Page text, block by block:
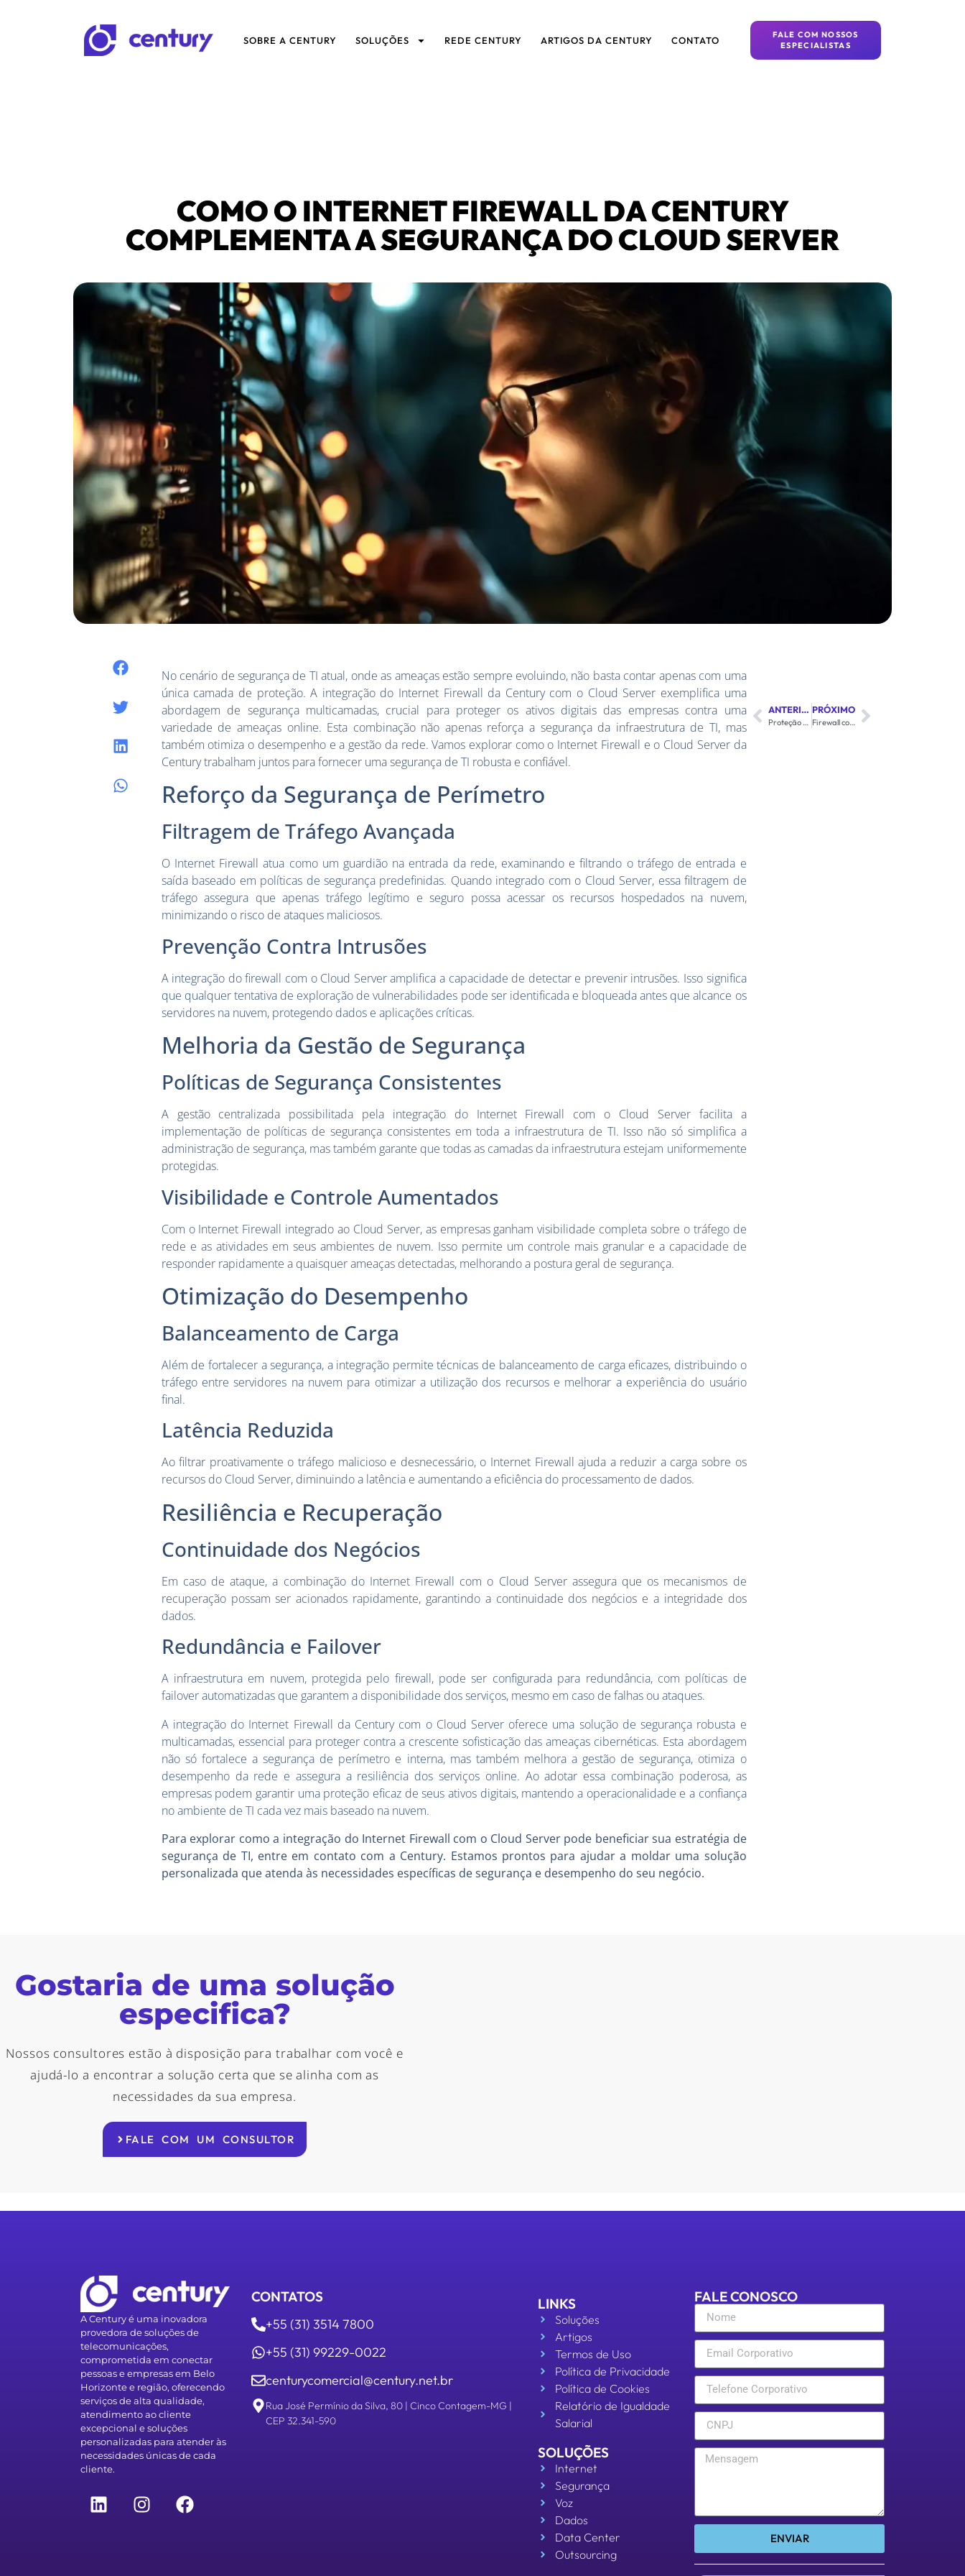
SOBRE A CENTURY SOLUÇÕES REDE CENTURY ARTIGOS DA CENTURY CONTATO
FALE COM NOSSOS
ESPECIALISTAS
COMO O INTERNET FIREWALL DA CENTURY
COMPLEMENTA A SEGURANÇA DO CLOUD SERVER
No cenário de segurança de TI atual, onde as ameaças estão sempre evoluindo, não basta contar apenas com uma
única camada de proteção. A integração do Internet Firewall da Century com o Cloud Server exemplifica uma
abordagem de segurança multicamadas, crucial para proteger os ativos digitais das empresas contra uma
variedade de ameaças online. Esta combinação não apenas reforça a segurança da infraestrutura de TI, mas
também otimiza o desempenho e a gestão da rede. Vamos explorar como o Internet Firewall e o Cloud Server da
Century trabalham juntos para fornecer uma segurança de TI robusta e confiável.
Reforço da Segurança de Perímetro
Filtragem de Tráfego Avançada
O Internet Firewall atua como um guardião na entrada da rede, examinando e filtrando o tráfego de entrada e
saída baseado em políticas de segurança predefinidas. Quando integrado com o Cloud Server, essa filtragem de
tráfego assegura que apenas tráfego legítimo e seguro possa acessar os recursos hospedados na nuvem,
minimizando o risco de ataques maliciosos.
Prevenção Contra Intrusões
A integração do firewall com o Cloud Server amplifica a capacidade de detectar e prevenir intrusões. Isso significa
que qualquer tentativa de exploração de vulnerabilidades pode ser identificada e bloqueada antes que alcance os
servidores na nuvem, protegendo dados e aplicações críticas.
Melhoria da Gestão de Segurança
Políticas de Segurança Consistentes
A gestão centralizada possibilitada pela integração do Internet Firewall com o Cloud Server facilita a
implementação de políticas de segurança consistentes em toda a infraestrutura de TI. Isso não só simplifica a
administração de segurança, mas também garante que todas as camadas da infraestrutura estejam uniformemente
protegidas.
Visibilidade e Controle Aumentados
Com o Internet Firewall integrado ao Cloud Server, as empresas ganham visibilidade completa sobre o tráfego de
rede e as atividades em seus ambientes de nuvem. Isso permite um controle mais granular e a capacidade de
responder rapidamente a quaisquer ameaças detectadas, melhorando a postura geral de segurança.
Otimização do Desempenho
Balanceamento de Carga
Além de fortalecer a segurança, a integração permite técnicas de balanceamento de carga eficazes, distribuindo o
tráfego entre servidores na nuvem para otimizar a utilização dos recursos e melhorar a experiência do usuário
final.
Latência Reduzida
Ao filtrar proativamente o tráfego malicioso e desnecessário, o Internet Firewall ajuda a reduzir a carga sobre os
recursos do Cloud Server, diminuindo a latência e aumentando a eficiência do processamento de dados.
Resiliência e Recuperação
Continuidade dos Negócios
Em caso de ataque, a combinação do Internet Firewall com o Cloud Server assegura que os mecanismos de
recuperação possam ser acionados rapidamente, garantindo a continuidade dos negócios e a integridade dos
dados.
Redundância e Failover
A infraestrutura em nuvem, protegida pelo firewall, pode ser configurada para redundância, com políticas de
failover automatizadas que garantem a disponibilidade dos serviços, mesmo em caso de falhas ou ataques.
A integração do Internet Firewall da Century com o Cloud Server oferece uma solução de segurança robusta e
multicamadas, essencial para proteger contra a crescente sofisticação das ameaças cibernéticas. Esta abordagem
não só fortalece a segurança de perímetro e interna, mas também melhora a gestão de segurança, otimiza o
desempenho da rede e assegura a resiliência dos serviços online. Ao adotar essa combinação poderosa, as
empresas podem garantir uma proteção eficaz de seus ativos digitais, mantendo a operacionalidade e a confiança
no ambiente de TI cada vez mais baseado na nuvem.
Para explorar como a integração do Internet Firewall com o Cloud Server pode beneficiar sua estratégia de
segurança de TI, entre em contato com a Century. Estamos prontos para ajudar a moldar uma solução
personalizada que atenda às necessidades específicas de segurança e desempenho do seu negócio.
ANTERIOR
Proteção Completa com o Internet Firewall da Century: Entenda os Benefícios
PRÓXIMO
Firewall como Serviço: Flexibilidade e Eficiência na Segurança de Rede
Gostaria de uma solução
especifica?
Nossos consultores estão à disposição para trabalhar com você e
ajudá-lo a encontrar a solução certa que se alinha com as
necessidades da sua empresa.
FALE COM UM CONSULTOR
A Century é uma inovadora
provedora de soluções de
telecomunicações,
comprometida em conectar
pessoas e empresas em Belo
Horizonte e região, oferecendo
serviços de alta qualidade,
atendimento ao cliente
excepcional e soluções
personalizadas para atender às
necessidades únicas de cada
cliente.
CONTATOS
+55 (31) 3514 7800
+55 (31) 99229-0022
centurycomercial@century.net.br
Rua José Permínio da Silva, 80 | Cinco Contagem-MG |
CEP 32.341-590
LINKS
Soluções
Artigos
Termos de Uso
Política de Privacidade
Política de Cookies
Relatório de Igualdade
Salarial
SOLUÇÕES
Internet
Segurança
Voz
Dados
Data Center
Outsourcing
FALE CONOSCO
ENVIAR